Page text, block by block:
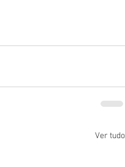
Ver tudo